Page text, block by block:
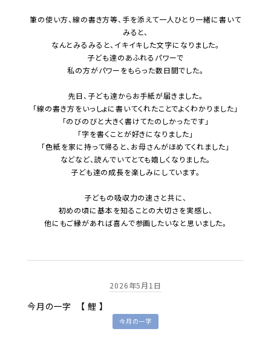
筆の使い方、線の書き方等、手を添えて一人ひとり一緒に書いて
みると、
なんとみるみると、イキイキした文字になりました。
子ども達のあふれるパワーで
私の方がパワーをもらった数日間でした。
先日、子ども達からお手紙が届きました。
「線の書き方をいっしょに書いてくれたことでよくわかりました」
「のびのびと大きく書けてたのしかったです」
「字を書くことが好きになりました」
「色紙を家に持って帰ると、お母さんがほめてくれました」
などなど、読んでいてとても嬉しくなりました。
子ども達の成長を楽しみにしています。
子どもの吸収力の速さと共に、
初めの頃に基本を知ることの大切さを実感し、
他にもご縁があれば喜んで参画したいなと思いました。
2026年5月1日
今月の一字 【 鯉 】
今月の一字